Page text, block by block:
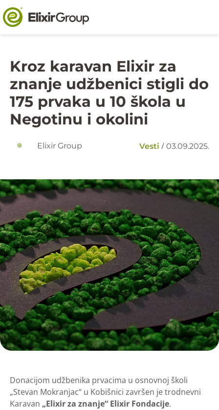
Kroz karavan Elixir za
znanje udžbenici stigli do
175 prvaka u 10 škola u
Negotinu i okolini
Elixir Group Vesti / 03.09.2025.
​​Donacijom udžbenika prvacima u osnovnoj školi
„Stevan Mokranjac“ u Kobišnici završen je trodnevni
Karavan „Elixir za znanje“ Elixir Fondacije.